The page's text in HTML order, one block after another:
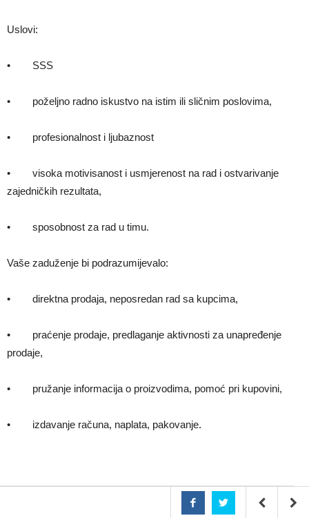
Uslovi:
• SSS
• poželjno radno iskustvo na istim ili sličnim poslovima,
• profesionalnost i ljubaznost
• visoka motivisanost i usmjerenost na rad i ostvarivanje
zajedničkih rezultata,
• sposobnost za rad u timu.
Vaše zaduženje bi podrazumijevalo:
• direktna prodaja, neposredan rad sa kupcima,
• praćenje prodaje, predlaganje aktivnosti za unapređenje
prodaje,
• pružanje informacija o proizvodima, pomoć pri kupovini,
• izdavanje računa, naplata, pakovanje.